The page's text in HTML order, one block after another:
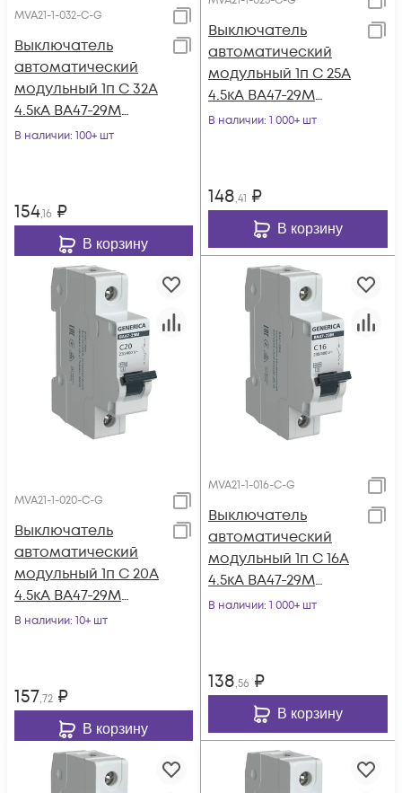
MVA21-1-032-C-G
Выключатель
автоматический
модульный 1п C 32А
4.5кА ВА47-29М
GENERICA MVA21-1-
В наличии: 100+ шт
154,16 ₽
В корзину
Выключатель
автоматический
модульный 1п C 25А
4.5кА ВА47-29М
GENERICA MVA21-1-
В наличии: 1 000+ шт
148,41 ₽
В корзину
MVA21-1-020-C-G
Выключатель
автоматический
модульный 1п C 20А
4.5кА ВА47-29М
GENERICA MVA21-1-
В наличии: 10+ шт
157,72 ₽
В корзину
MVA21-1-016-C-G
Выключатель
автоматический
модульный 1п C 16А
4.5кА ВА47-29М
GENERICA MVA21-1-
В наличии: 1 000+ шт
138,56 ₽
В корзину